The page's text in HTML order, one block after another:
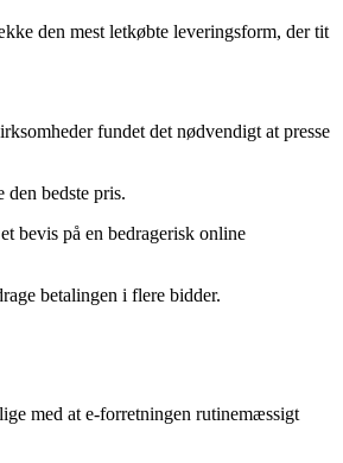
den mest letkøbte leveringsform, der tit
fundet det nødvendigt at presse
bedste pris.
bevis på en bedragerisk online
betalingen i flere bidder.
med at e-forretningen rutinemæssigt